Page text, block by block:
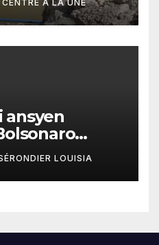
CENTRE À LA UNE
ansyen
taks
Brezil ap
LOUISIA